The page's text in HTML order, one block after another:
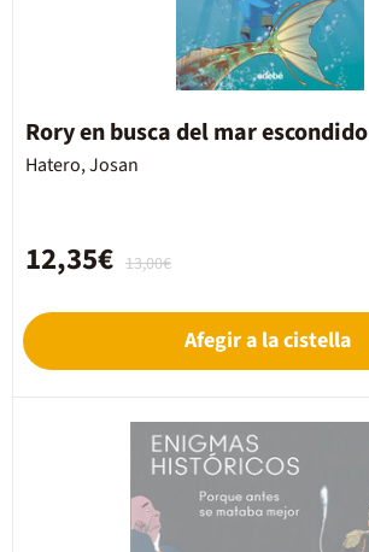
Rory en busca del mar escondido
Hatero, Josan
13,00€
12,35€
Afegir a la cistella